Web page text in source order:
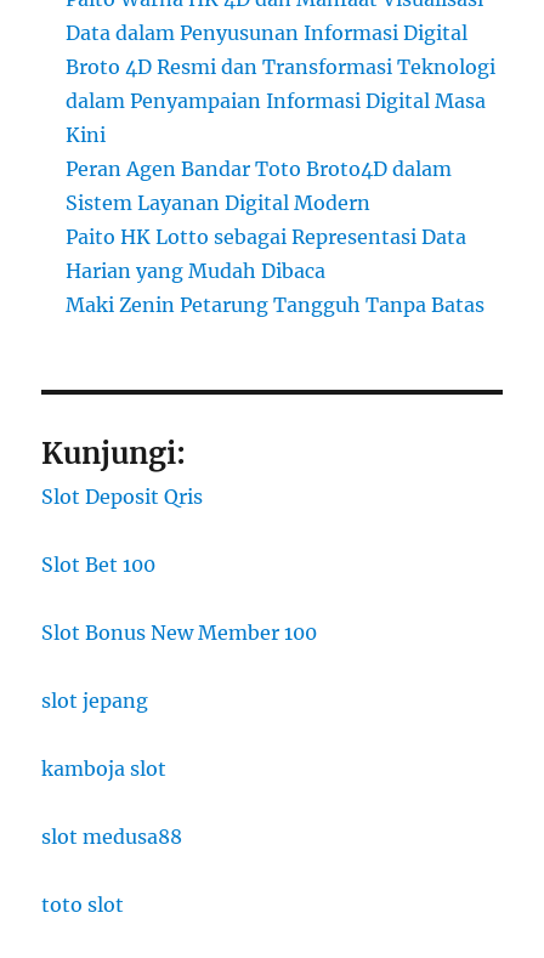
Data dalam Penyusunan Informasi Digital
Broto 4D Resmi dan Transformasi Teknologi
dalam Penyampaian Informasi Digital Masa
Kini
Peran Agen Bandar Toto Broto4D dalam
Sistem Layanan Digital Modern
Paito HK Lotto sebagai Representasi Data
Harian yang Mudah Dibaca
Maki Zenin Petarung Tangguh Tanpa Batas
Kunjungi:
Slot Deposit Qris
Slot Bet 100
Slot Bonus New Member 100
slot jepang
kamboja slot
slot medusa88
toto slot